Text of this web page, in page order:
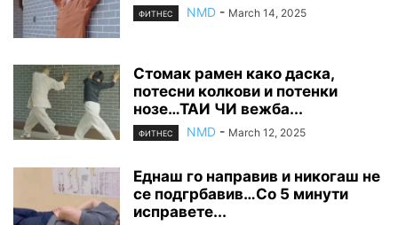
ФИТНЕС NMD - March 14, 2025
Стомак рамен како даска,
потесни колкови и потенки
нозе…ТАИ ЧИ вежба...
ФИТНЕС NMD - March 12, 2025
Еднаш го направив и никогаш не
се подгрбавив…Со 5 минути
исправете...